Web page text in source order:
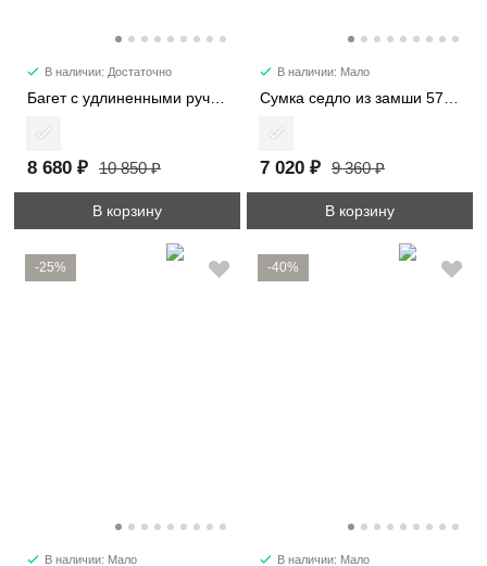
В наличии: Достаточно
8 680 ₽ 10 850 ₽
В корзину
В наличии: Мало
7 020 ₽ 9 360 ₽
В корзину
-25%
В наличии: Мало
-40%
В наличии: Мало